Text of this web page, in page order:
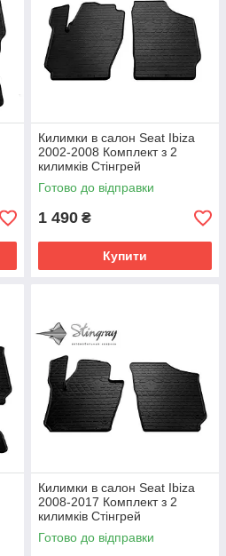
Килимки в салон Seat Ibiza
2002-2008 Комплект з 2
килимків Стінгрей
Готово до відправки
1 490 ₴
Купити
Килимки в салон Seat Ibiza
2008-2017 Комплект з 2
килимків Стінгрей
Готово до відправки